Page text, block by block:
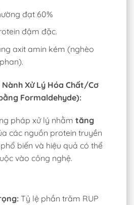
đạt 60%
đậm đặc.
axit amin kém (nghèo
Xử Lý Hóa Chất/Cơ
Formaldehyde):
pháp xử lý nhằm tăng
các nguồn protein truyền
biến và hiệu quả có thể
vào công nghệ.
Tỷ lệ phần trăm RUP